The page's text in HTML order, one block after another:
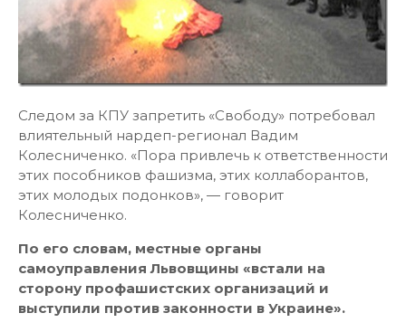
Следом за КПУ запретить «Свободу» потребовал
влиятельный нардеп-регионал Вадим
Колесниченко. «Пора привлечь к ответственности
этих пособников фашизма, этих коллаборантов,
этих молодых подонков», — говорит
Колесниченко.
По его словам, местные органы
самоуправления Львовщины «встали на
сторону профашистских организаций и
выступили против законности в Украине».